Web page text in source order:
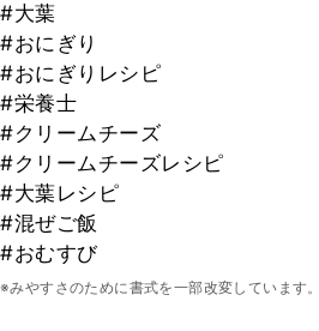
#大葉
#おにぎり
#おにぎりレシピ
#栄養士
#クリームチーズ
#クリームチーズレシピ
#大葉レシピ
#混ぜご飯
#おむすび
※みやすさのために書式を一部改変しています。